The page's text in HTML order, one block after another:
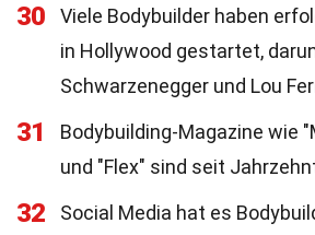
30
Viele Bodybuilder haben
in Hollywood gestartet,
Schwarzenegger und Lou
31
Bodybuilding-Magazine wie
und "Flex" sind seit
32
Social Media hat es